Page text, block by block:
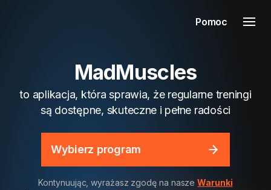
Pomoc
MadMuscles
to aplikacja, która sprawia, że regularne treningi
są dostępne, skuteczne i pełne radości
Wybierz program
Kontynuując, wyrażasz zgodę na naszeWarunki